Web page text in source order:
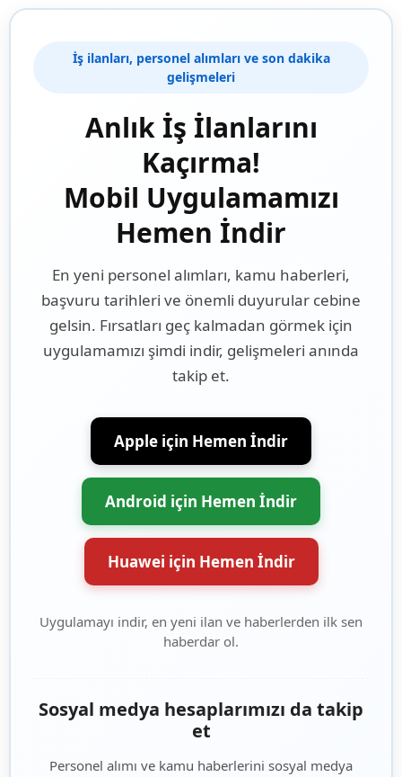
İş ilanları, personel alımları ve son dakika
gelişmeleri
Anlık İş İlanlarını
Kaçırma!
Mobil Uygulamamızı
Hemen İndir
En yeni personel alımları, kamu haberleri,
başvuru tarihleri ve önemli duyurular cebine
gelsin. Fırsatları geç kalmadan görmek için
uygulamamızı şimdi indir, gelişmeleri anında
takip et.
Apple için Hemen İndir
Android için Hemen İndir
Huawei için Hemen İndir
Uygulamayı indir, en yeni ilan ve haberlerden ilk sen
haberdar ol.
Sosyal medya hesaplarımızı da takip
et
Personel alımı ve kamu haberlerini sosyal medya